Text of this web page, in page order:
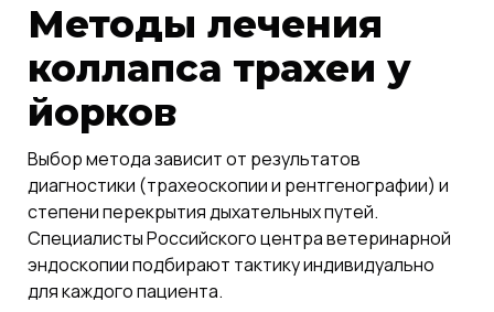
Методы лечения
коллапса трахеи у
йорков
Выбор метода зависит от результатов
диагностики (трахеоскопии и рентгенографии) и
степени перекрытия дыхательных путей.
Специалисты Российского центра ветеринарной
эндоскопии подбирают тактику индивидуально
для каждого пациента.